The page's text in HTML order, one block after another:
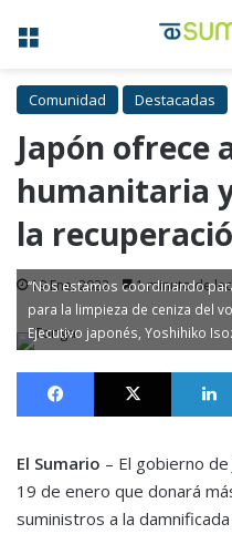
Menú
Comunidad Destacadas
Japón ofrece
humanitaria
la
19 Ene, 2022 1 minuto de
“Nos estamos coordinando
para la limpieza de ceniza del
Ejecutivo japonés, Yoshihiko
Facebook X
El Sumario – El gobierno de
19 de enero que donará
suministros a la